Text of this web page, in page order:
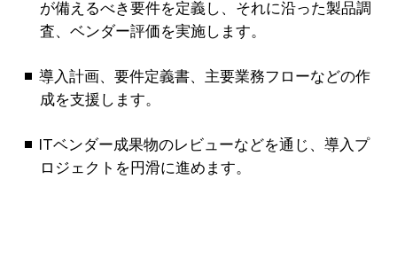
が備えるべき要件を定義し、それに沿った製品調
査、ベンダー評価を実施します。
導入計画、要件定義書、主要業務フローなどの作
成を支援します。
ITベンダー成果物のレビューなどを通じ、導入プ
ロジェクトを円滑に進めます。